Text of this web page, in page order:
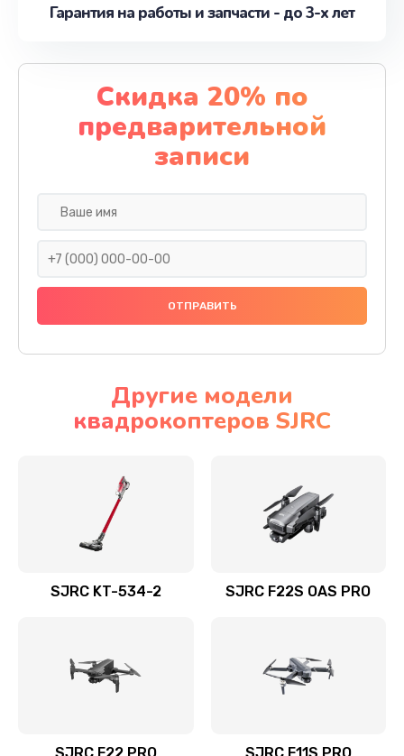
Гарантия на работы и запчасти - до 3-х лет
Скидка 20% по
предварительной
записи
Другие модели
квадрокоптеров SJRC
SJRC KT-534-2 SJRC F22S OAS PRO